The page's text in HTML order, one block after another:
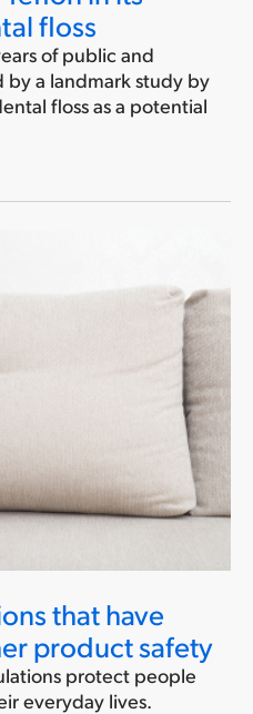
floss
of public and
by a landmark study by
floss as a potential
that have
product safety
protect people
everyday lives.